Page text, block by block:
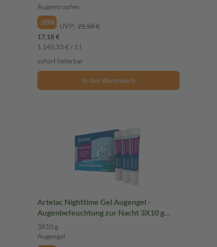
Augentropfen
-20%
UVP: 21,50 €
17,18 €
1.145,33 € / 1 l
sofort lieferbar
In den Warenkorb
Artelac Nighttime Gel Augengel -
Augenbefeuchtung zur Nacht 3X10 g
Augengel
3X10 g
Augengel